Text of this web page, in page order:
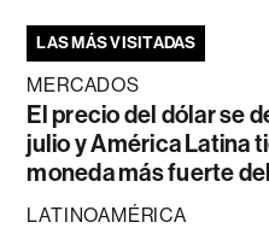
LAS MÁS VISITADAS
MERCADOS
El precio del dólar se
julio y América Latina
moneda más fuerte
LATINOAMÉRICA